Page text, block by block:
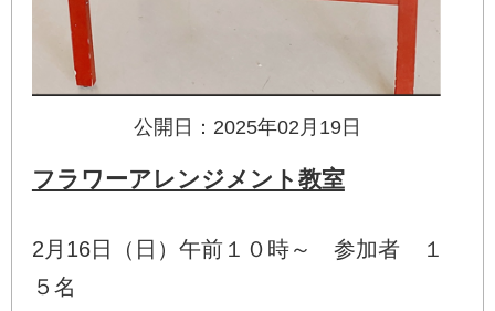
公開日：2025年02月19日
フラワーアレンジメント教室
2月16日（日）午前１０時～ 参加者 １
５名